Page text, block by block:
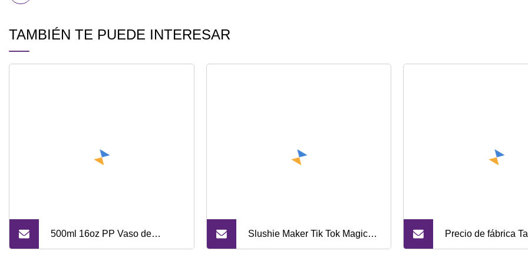
TAMBIÉN TE PUEDE INTERESAR
500ml 16oz PP Vaso de Slushie Maker Tik Tok Magic Precio de fábrica